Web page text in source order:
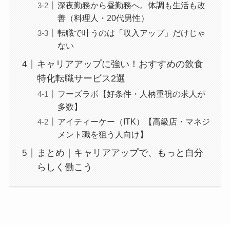
深夜勤務から昼勤務へ。体調も生活も改
善（料理人・20代男性）
転職で叶うのは「収入アップ」だけじゃ
ない
キャリアアップに強い！おすすめの飲食
特化転職サービス2選
フーズラボ【好条件・人柄重視の求人が
多数】
アイティーケー（ITK）【高級店・マネジ
メント職を狙う人向け】
まとめ｜キャリアアップで、もっと自分
らしく働こう